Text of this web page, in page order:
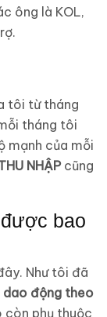
ông là KOL,
tôi từ tháng
tháng tôi
mạnh của mỗi
NHẬPcũng
bao
Như tôi đã
dao động theo
còn phụ thuộc